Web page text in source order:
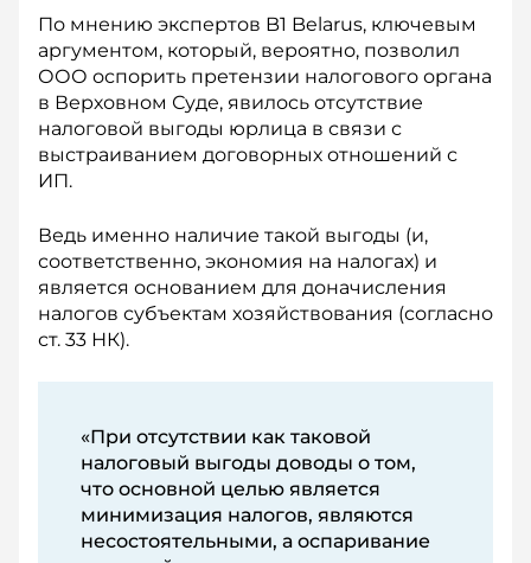
По мнению экспертов B1 Belarus, ключевым
аргументом, который, вероятно, позволил
ООО оспорить претензии налогового органа
в Верховном Суде, явилось отсутствие
налоговой выгоды юрлица в связи с
выстраиванием договорных отношений с
ИП.
Ведь именно наличие такой выгоды (и,
соответственно, экономия на налогах) и
является основанием для доначисления
налогов субъектам хозяйствования (согласно
ст. 33 НК).
«При отсутствии как таковой
налоговый выгоды доводы о том,
что основной целью является
минимизация налогов, являются
несостоятельными, а оспаривание